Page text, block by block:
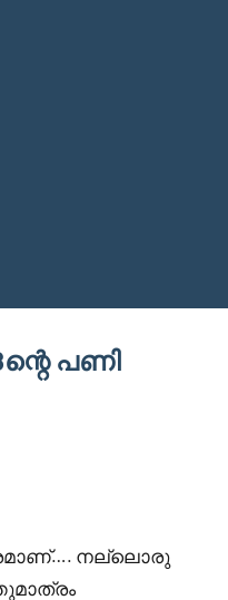
പണി
നല്ലൊരു